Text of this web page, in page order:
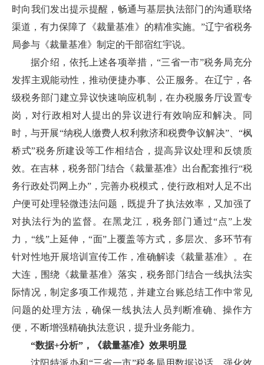
时向我们发出提示提醒，畅通与基层执法部门的沟通联络
渠道，有力保障了《裁量基准》的精准实施。”辽宁省税务
局参与《裁量基准》制定的干部宿红宇说。
据介绍，依托上述各项举措，“三省一市”税务局充分
发挥主观能动性，推动便捷办事、公正服务。在辽宁，各
级税务部门建立异议快速响应机制，在办税服务厅设置专
岗，对行政相对人提出的异议进行有效响应和解决。同
时，与开展“纳税人缴费人权利救济和税费争议解决”、“枫
桥式”税务所建设等工作相结合，提高异议处理和反馈质
效。在吉林，税务部门结合《裁量基准》出台配套推行“税
务行政处罚网上办”，完善办税模式，使行政相对人足不出
户便可处理轻微违法问题，既提升了执法效率，又加强了
对执法行为的监督。在黑龙江，税务部门通过“点”上发
力，“线”上延伸，“面”上覆盖等方式，多层次、多环节有
针对性地开展培训宣传工作，准确解读《裁量基准》。在
大连，围绕《裁量基准》落实，税务部门结合一线执法实
际情况，制定多项工作规范，并建立台账总结工作中常见
问题的处理方法，确保一线执法人员判断准确、操作方
便，不断增强精确执法意识，提升业务能力。
“数据+分析”，《裁量基准》效果明显
沈阳特派办和“三省一市”税务局用数据说话，强化效